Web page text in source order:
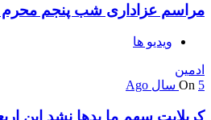
مراسم عزاداری شب پنجم
ویدیو ها
ادمین
On 5 سال Ago
کربلایت سهم ما بدها نشد این